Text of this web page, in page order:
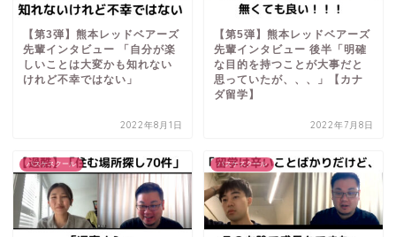
【第3弾】熊本レッドベアーズ
先輩インタビュー 「自分が楽
しいことは大変かも知れない
けれど不幸ではない」
2022年8月1日
【第5弾】熊本レッドベアーズ
先輩インタビュー 後半「明確
な目的を持つことが大事だと
思っていたが、、、」【カナ
ダ留学】
2022年7月8日
バスケスクール バスケスクール